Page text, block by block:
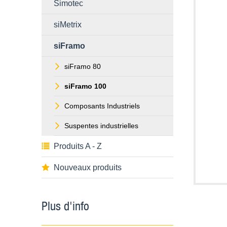
Simotec
siMetrix
siFramo
siFramo 80
siFramo 100
Composants Industriels
Suspentes industrielles
Produits A - Z
Nouveaux produits
Plus d'info